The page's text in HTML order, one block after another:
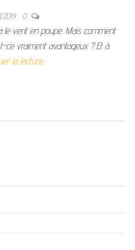
2019 0
le vent en poupe. Mais comment
ce vraiment avantageux ? Et à
la lecture